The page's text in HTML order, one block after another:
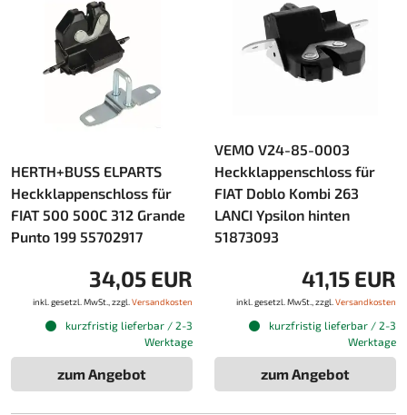
HERTH+BUSS ELPARTS
Heckklappenschloss für
FIAT 500 500C 312 Grande
Punto 199 55702917
34,05 EUR
inkl. gesetzl. MwSt., zzgl. Versandkosten
kurzfristig lieferbar / 2-3
Werktage
zum Angebot
VEMO V24-85-0003
Heckklappenschloss für
FIAT Doblo Kombi 263
LANCI Ypsilon hinten
51873093
41,15 EUR
inkl. gesetzl. MwSt., zzgl. Versandkosten
kurzfristig lieferbar / 2-3
Werktage
zum Angebot